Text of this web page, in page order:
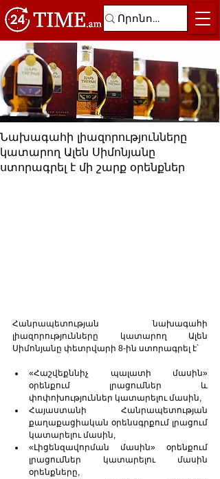
Նախագահի լիազորությունները
կատարող Ալեն Սիմոնյանը
ստորագրել է մի շարք օրենքներ
Հանրապետության նախագահի
լիազորությունները կատարող Ալեն
Սիմոնյանը փետրվարի 8-ին ստորագրել է՝
«Հաշվեքննիչ պալատի մասին»
օրենքում լրացումներ և
փոփոխություններ կատարելու մասին,
Հայաստանի Հանրապետության
քաղաքացիական օրենսգրքում լրացում
կատարելու մասին,
«Լիցենզավորման մասին» օրենքում
լրացումներ կատարելու մասին
օրենքները,